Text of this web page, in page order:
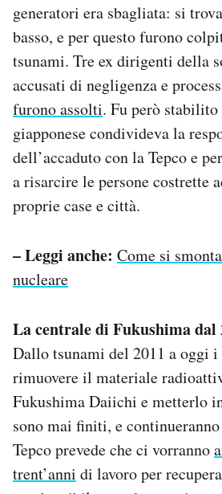
generatori era sbagliata: si
basso, e per questo furono
tsunami. Tre ex dirigenti della
accusati di negligenza e
furono assolti. Fu però
giapponese condivideva la
dell’accaduto con la Tepco e
a risarcire le persone costrette
proprie case e città.
– Leggi anche: Come si
nucleare
La centrale di Fukushima dal
Dallo tsunami del 2011 a oggi
rimuovere il materiale
Fukushima Daiichi e metterlo
sono mai finiti, e
Tepco prevede che ci vorranno
trent’anni di lavoro per